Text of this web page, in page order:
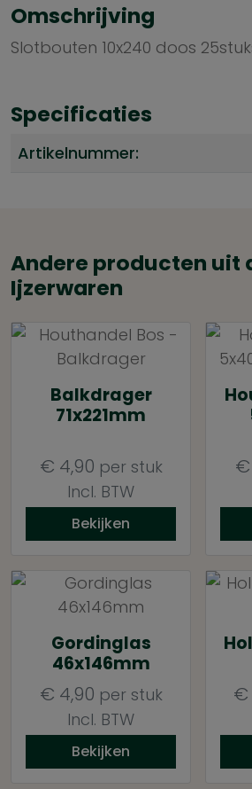
Omschrijving
Slotbouten 10x240 doos
Specificaties
Artikelnummer:
Andere producten uit
Ijzerwaren
Balkdrager
71x221mm
€ 4,90 per stuk
Incl. BTW
Bekijken
€
Gordinglas
46x146mm
€ 4,90 per stuk
Incl. BTW
Bekijken
€